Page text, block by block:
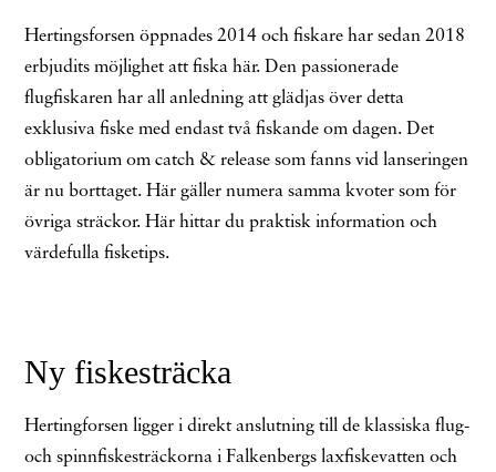
Hertingsforsen öppnades 2014 och fiskare har sedan 2018
erbjudits möjlighet att fiska här. Den passionerade
flugfiskaren har all anledning att glädjas över detta
exklusiva fiske med endast två fiskande om dagen. Det
obligatorium om catch & release som fanns vid lanseringen
är nu borttaget. Här gäller numera samma kvoter som för
övriga sträckor. Här hittar du praktisk information och
värdefulla fisketips.
Ny fiskesträcka
Hertingforsen ligger i direkt anslutning till de klassiska flug-
och spinnfiskesträckorna i Falkenbergs laxfiskevatten och